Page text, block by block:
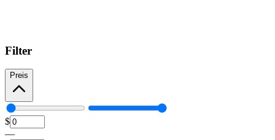
Filter
Preis
$
—